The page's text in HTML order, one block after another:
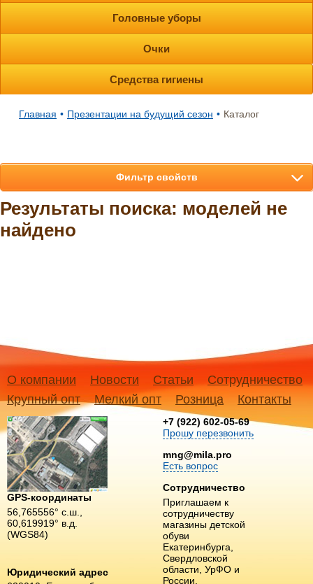
Головные уборы
Очки
Средства гигиены
Главная • Презентации на будущий сезон • Каталог
Результаты поиска: моделей не
найдено
Фильтр свойств
О компании Новости Статьи
Сотрудничество
Крупный опт
Мелкий опт Розница Контакты
GPS-координаты
56,765556° с.ш.,
60,619919° в.д.
(WGS84)
Юридический адрес
+7 (922) 602-05-69
Прошу перезвонить
mng@mila.pro
Есть вопрос
Сотрудничество
Приглашаем к
сотрудничеству
магазины детской
обуви
Екатеринбурга,
Свердловской
области, УрФО и
России.